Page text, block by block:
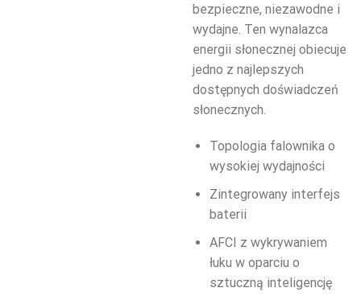
bezpieczne, niezawodne i
wydajne. Ten wynalazca
energii słonecznej obiecuje
jedno z najlepszych
dostępnych doświadczeń
słonecznych.
Topologia falownika o
wysokiej wydajności
Zintegrowany interfejs
baterii
AFCI z wykrywaniem
łuku w oparciu o
sztuczną inteligencję